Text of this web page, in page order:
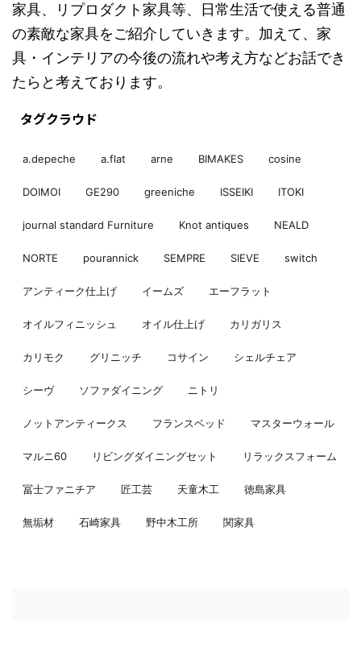
家具、リプロダクト家具等、日常生活で使える普通
の素敵な家具をご紹介していきます。加えて、家
具・インテリアの今後の流れや考え方などお話でき
たらと考えております。
タグクラウド
a.depeche a.flat arne BIMAKES cosine
DOIMOI GE290 greeniche ISSEIKI ITOKI
journal standard Furniture Knot antiques NEALD
NORTE pourannick SEMPRE SIEVE switch
アンティーク仕上げ イームズ エーフラット
オイルフィニッシュ オイル仕上げ カリガリス
カリモク グリニッチ コサイン シェルチェア
シーヴ ソファダイニング ニトリ
ノットアンティークス フランスベッド マスターウォール
マルニ60 リビングダイニングセット リラックスフォーム
冨士ファニチア 匠工芸 天童木工 徳島家具
無垢材 石崎家具 野中木工所 関家具